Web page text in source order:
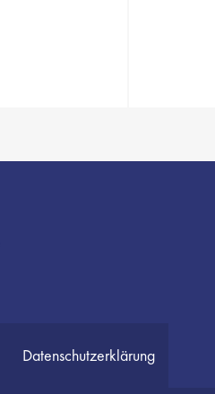
Datenschutzerklärung